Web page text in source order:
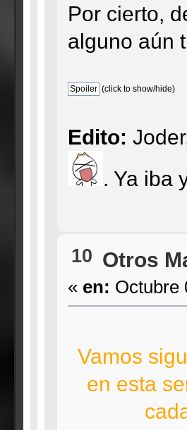
Por cierto,
alguno aún
(click to show/hide)
Edito:
. Ya iba
10 Otros
« en: Octubre
Vamos
en esta